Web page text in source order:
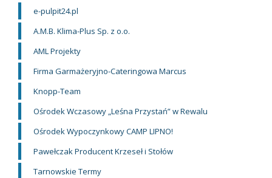
e-pulpit24.pl
A.M.B. Klima-Plus Sp. z o.o.
AML Projekty
Firma Garmażeryjno-Cateringowa Marcus
Knopp-Team
Ośrodek Wczasowy „Leśna Przystań” w Rewalu
Ośrodek Wypoczynkowy CAMP LIPNO!
Pawełczak Producent Krzeseł i Stołów
Tarnowskie Termy